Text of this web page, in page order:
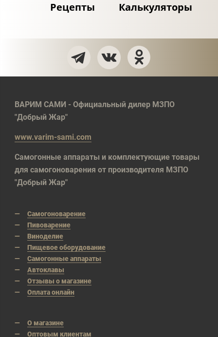
Рецепты Калькуляторы
ВАРИМ САМИ - Официальный дилер МЗПО
"Добрый Жар"
www.varim-sami.com
Самогонные аппараты и комплектующие товары
для самогоноварения от производителя МЗПО
"Добрый Жар"
Самогоноварение
Пивоварение
Виноделие
Пищевое оборудование
Самогонные аппараты
Автоклавы
Отзывы о магазине
Оплата онлайн
О магазине
Оптовым клиентам